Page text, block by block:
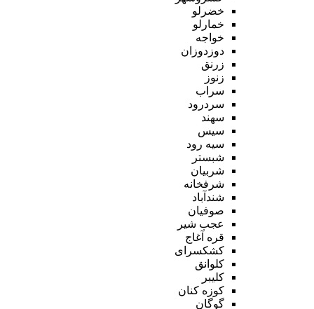
خضرلو
خمارلو
خواجه
دوزدوزان
زرنق
زنوز
سراب
سردرود
سهند
سیس
سیه رود
شبستر
شربیان
شرفخانه
شندآباد
صوفیان
عجب شیر
قره آغاج
کشکسرای
کلوانق
کلیبر
کوزه کنان
گوگان